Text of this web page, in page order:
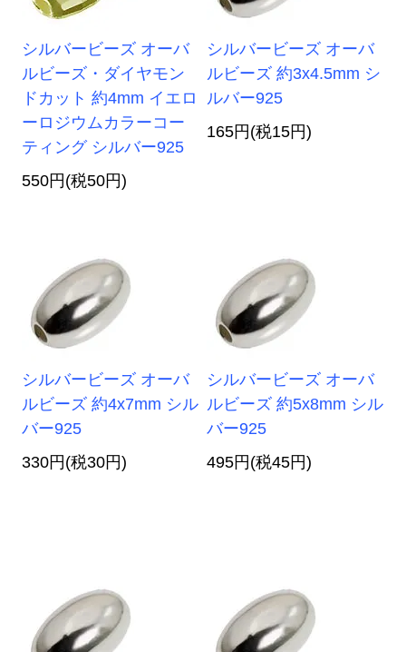
シルバービーズ オーバ
ルビーズ・ダイヤモン
ドカット 約4mm イエロ
ーロジウムカラーコー
ティング シルバー925
550円(税50円)
シルバービーズ オーバ
ルビーズ 約3x4.5mm シ
ルバー925
165円(税15円)
シルバービーズ オーバ
ルビーズ 約4x7mm シル
バー925
330円(税30円)
シルバービーズ オーバ
ルビーズ 約5x8mm シル
バー925
495円(税45円)